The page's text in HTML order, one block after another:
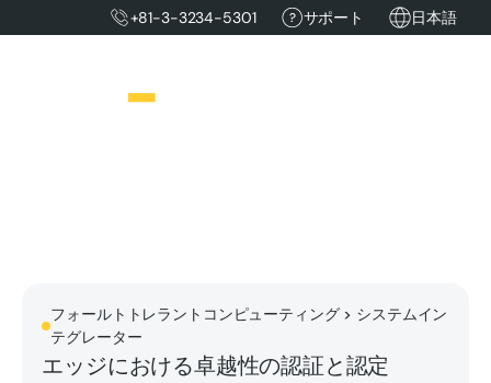
+81-3-3234-5301 サポート 日本語
フォールトトレラントコンピューティング > システムイン
テグレーター
エッジにおける卓越性の認証と認定